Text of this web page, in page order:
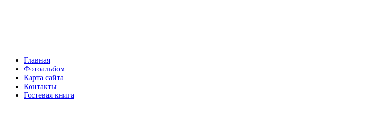
Главная
Фотоальбом
Карта сайта
Контакты
Гостевая книга